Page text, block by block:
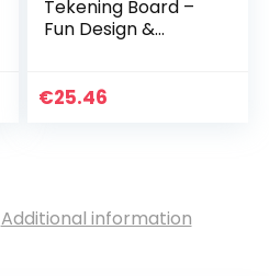
Tekening Board –
Fun Design &
Ingebouwde
€25.46
Additional information